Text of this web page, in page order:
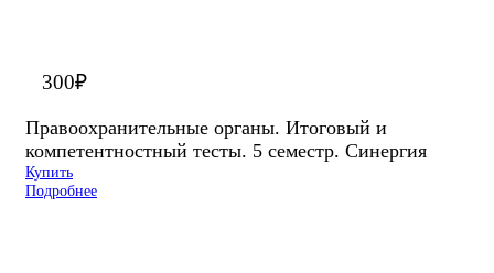
300₽
Правоохранительные органы. Итоговый и
компетентностный тесты. 5 семестр. Синергия
Купить
Подробнее